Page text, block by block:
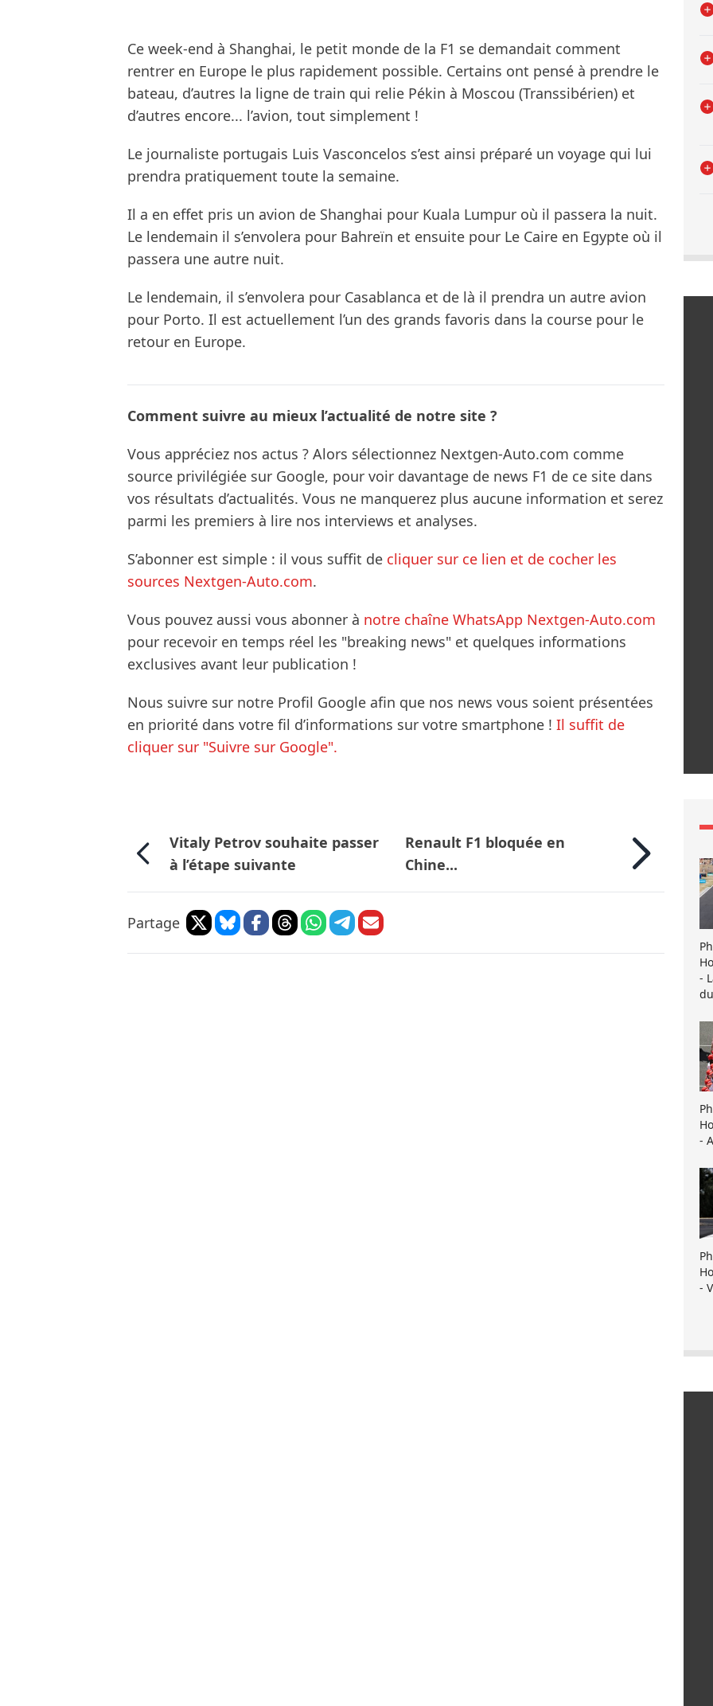
Ce week-end à Shanghai, le petit monde de la F1 se demandait comment
rentrer en Europe le plus rapidement possible. Certains ont pensé à prendre le
bateau, d’autres la ligne de train qui relie Pékin à Moscou (Transsibérien) et
d’autres encore... l’avion, tout simplement !
Le journaliste portugais Luis Vasconcelos s’est ainsi préparé un voyage qui lui
prendra pratiquement toute la semaine.
Il a en effet pris un avion de Shanghai pour Kuala Lumpur où il passera la nuit.
Le lendemain il s’envolera pour Bahreïn et ensuite pour Le Caire en Egypte où il
passera une autre nuit.
Le lendemain, il s’envolera pour Casablanca et de là il prendra un autre avion
pour Porto. Il est actuellement l’un des grands favoris dans la course pour le
retour en Europe.
Comment suivre au mieux l’actualité de notre site ?
Vous appréciez nos actus ? Alors sélectionnez Nextgen-Auto.com comme
source privilégiée sur Google, pour voir davantage de news F1 de ce site dans
vos résultats d’actualités. Vous ne manquerez plus aucune information et serez
parmi les premiers à lire nos interviews et analyses.
S’abonner est simple : il vous suffit de cliquer sur ce lien et de cocher les
sources Nextgen-Auto.com.
Vous pouvez aussi vous abonner à notre chaîne WhatsApp Nextgen-Auto.com
pour recevoir en temps réel les "breaking news" et quelques informations
exclusives avant leur publication !
Nous suivre sur notre Profil Google afin que nos news vous soient présentées
en priorité dans votre fil d’informations sur votre smartphone ! Il suffit de
cliquer sur "Suivre sur Google".
Vitaly Petrov souhaite passer
à l’étape suivante
Renault F1 bloquée en
Chine...
Partage
-
-
-